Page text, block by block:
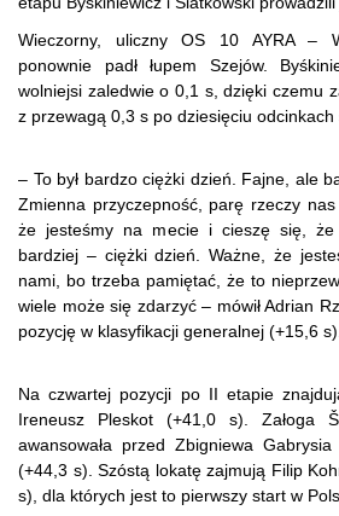
Wieczorny, uliczny OS 10 AYRA –
ponownie padł łupem Szejów.
wolniejsi zaledwie o 0,1 s, dzięki czemu
z przewagą 0,3 s po dziesięciu odcinkach
– To był bardzo ciężki dzień. Fajne, ale
Zmienna przyczepność, parę rzeczy nas
że jesteśmy na mecie i cieszę się,
bardziej – ciężki dzień. Ważne, że
nami, bo trzeba pamiętać, że to
wiele może się zdarzyć – mówił Adrian
pozycję w klasyfikacji generalnej (+15,6 s).
Na czwartej pozycji po II etapie
Ireneusz Pleskot (+41,0 s). Załoga
awansowała przed Zbigniewa
(+44,3 s). Szóstą lokatę zajmują Filip
s), dla których jest to pierwszy start w